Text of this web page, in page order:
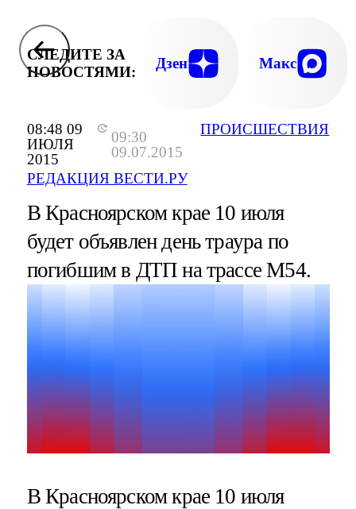
08:48 09
ИЮЛЯ
2015
09:30
09.07.2015
РЕДАКЦИЯ ВЕСТИ.РУ
ПРОИСШЕСТВИЯ
СЛЕДИТЕ ЗА
НОВОСТЯМИ:
Дзен Макс
В Красноярском крае 10 июля
будет объявлен день траура по
погибшим в ДТП на трассе М54.
В Красноярском крае 10 июля